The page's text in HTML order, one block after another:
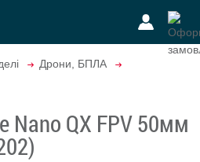
Дрони, БПЛА
Nano QX FPV 50мм